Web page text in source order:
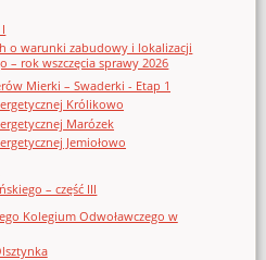
o warunki zabudowy i lokalizacji
– rok wszczęcia sprawy 2026
Mierki – Swaderki - Etap 1
Królikowo
Marózek
Jemiołowo
– część III
Kolegium Odwoławczego w